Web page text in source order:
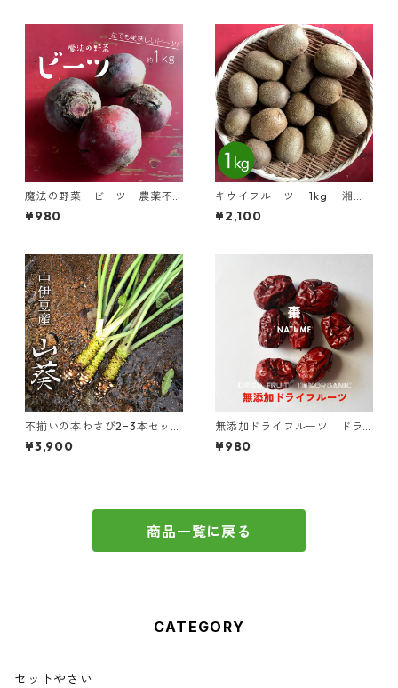
魔法の野菜 ビーツ 農薬不
使用 湘南産 ー約1kgー 規
格外
¥980
キウイフルーツ ー1kgー 湘南
産 「ヘイワード」
¥2,100
不揃いの本わさび2−3本セッ
ト！中伊豆 伊澤わさび園《 送
料無料》
¥3,900
無添加ドライフルーツ ドラ
イナツメ 70g
¥980
商品一覧に戻る
CATEGORY
セットやさい